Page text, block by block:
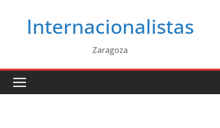
contenidoInternacionalistas
Zaragoza